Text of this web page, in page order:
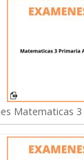
Matematicas